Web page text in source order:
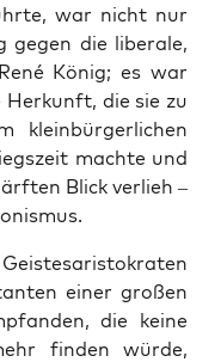
war nicht nur
gegen die libe­ra­le,
König; es war
die sie zu
klein­bür­ger­li­chen
mach­te und
Blick ver­lieh –
einer gro­ßen
die kei­ne
fin­den wür­de,